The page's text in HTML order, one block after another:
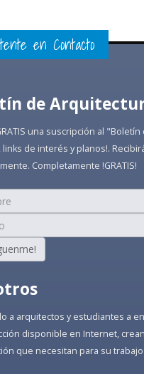
en Contacto
de
una suscripción al
links de interés y planos!.
Completamente !GRATIS!
a arquitectos y estudiantes a
disponible en Internet,
que necesitan para su